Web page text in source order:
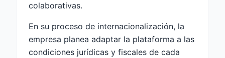
colaborativas.
En su proceso de internacionalización, la
empresa planea adaptar la plataforma a las
condiciones jurídicas y fiscales de cada